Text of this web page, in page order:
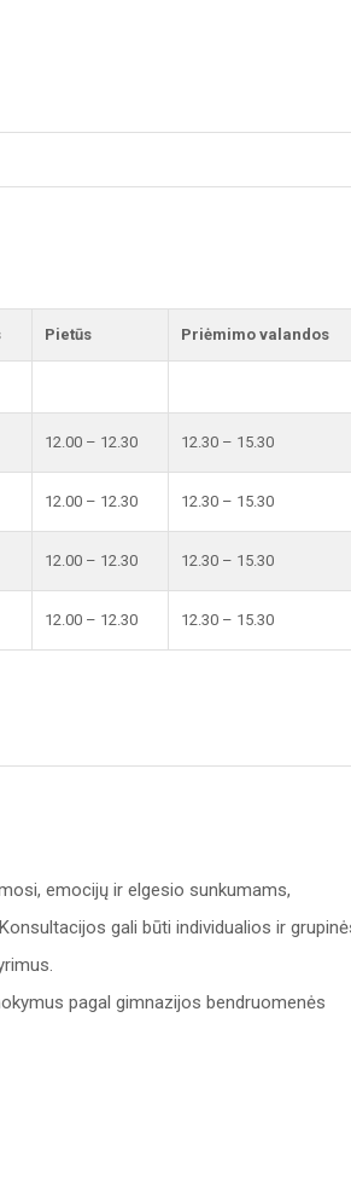
Pietūs Priėmimo valandos
12.00 – 12.30 12.30 – 15.30
12.00 – 12.30 12.30 – 15.30
12.00 – 12.30 12.30 – 15.30
12.00 – 12.30 12.30 – 15.30
emocijų ir elgesio sunkumams,
gali būti individualios ir
pagal gimnazijos bendruomenės